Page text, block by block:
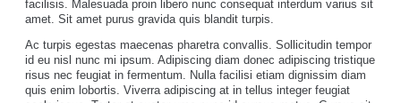
facilisis. Malesuada proin libero nunc consequat interdum varius sit
amet. Sit amet purus gravida quis blandit turpis.
Ac turpis egestas maecenas pharetra convallis. Sollicitudin tempor
id eu nisl nunc mi ipsum. Adipiscing diam donec adipiscing tristique
risus nec feugiat in fermentum. Nulla facilisi etiam dignissim diam
quis enim lobortis. Viverra adipiscing at in tellus integer feugiat